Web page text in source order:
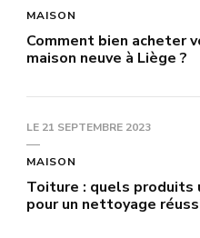
MAISON
Comment bien acheter
maison neuve à Liège ?
LE 21 SEPTEMBRE 2023
MAISON
Toiture : quels
pour un nettoyage